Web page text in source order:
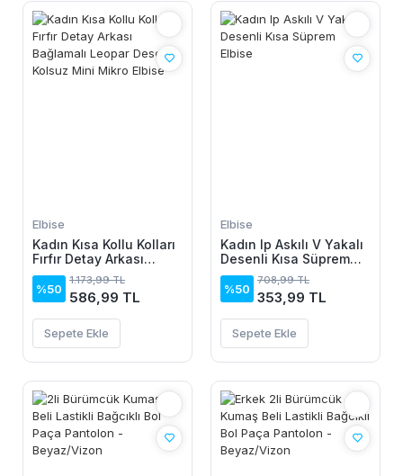
Elbise
Kadın Kısa Kollu Kolları
Fırfır Detay Arkası
Bağlamalı Leopar
Desen Kolsuz Mini
Mikro Elbise
%50
1.173,99 TL
586,99 TL
Sepete Ekle
Elbise
Kadın Ip Askılı V Yakalı
Desenli Kısa Süprem
Elbise
%50
708,99 TL
353,99 TL
Sepete Ekle